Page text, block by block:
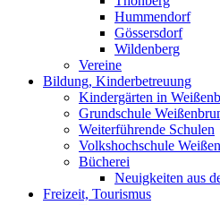
Hummendorf
Gössersdorf
Wildenberg
Vereine
Bildung, Kinderbetreuung
Kindergärten in
Grundschule
Weiterführende Schulen
Volkshochschule
Bücherei
Neuigkeiten aus
Freizeit, Tourismus